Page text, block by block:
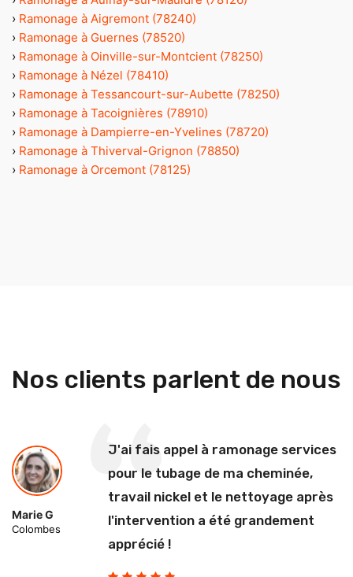
› Ramonage à Aigremont (78240)
› Ramonage à Guernes (78520)
› Ramonage à Oinville-sur-Montcient (78250)
› Ramonage à Nézel (78410)
› Ramonage à Tessancourt-sur-Aubette (78250)
› Ramonage à Tacoignières (78910)
› Ramonage à Dampierre-en-Yvelines (78720)
› Ramonage à Thiverval-Grignon (78850)
› Ramonage à Orcemont (78125)
Nos clients parlent de nous
Marie G
Colombes
J'ai fais appel à ramonage services
pour le tubage de ma cheminée,
travail nickel et le nettoyage après
l'intervention a été grandement
apprécié !